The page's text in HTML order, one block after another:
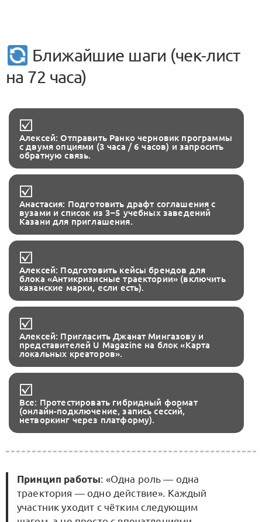
Ближайшие шаги (чек-лист
на 72 часа)
Алексей: Отправить Ранко черновик программы
с двумя опциями (3 часа / 6 часов) и запросить
обратную связь.
Анастасия: Подготовить драфт соглашения с
вузами и список из 3–5 учебных заведений
Казани для приглашения.
Алексей: Подготовить кейсы брендов для
блока «Антикризисные траектории» (включить
казанские марки, если есть).
Алексей: Пригласить Джанат Мингазову и
представителей U Magazine на блок «Карта
локальных креаторов».
Все: Протестировать гибридный формат
(онлайн-подключение, запись сессий,
нетворкинг через платформу).
Принцип работы: «Одна роль — одна
траектория — одно действие». Каждый
участник уходит с чётким следующим